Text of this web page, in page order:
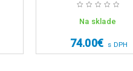
Na sklade
74.00€ s DPH